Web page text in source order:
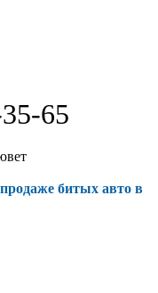
65
битых авто в